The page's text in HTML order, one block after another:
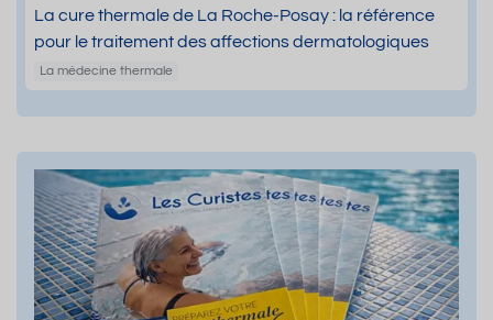
La cure thermale de La Roche-Posay : la référence
pour le traitement des affections dermatologiques
La médecine thermale